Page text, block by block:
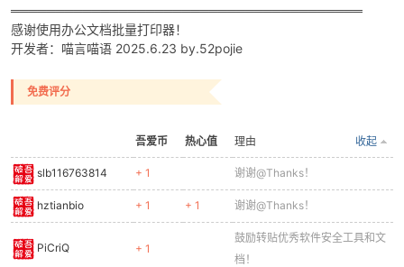
═══════════════════════════════════════
感谢使用办公文档批量打印器！
开发者：喵言喵语 2025.6.23 by.52pojie
免费评分
吾爱币 热心值 收起
理由
slb116763814 + 1 谢谢@Thanks！
hztianbio + 1 + 1 谢谢@Thanks！
PiCriQ + 1
鼓励转贴优秀软件安全工具和文
档！